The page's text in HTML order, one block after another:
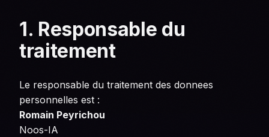
1. Responsable du
traitement
Le responsable du traitement des donnees
personnelles est :
Romain Peyrichou
Noos-IA